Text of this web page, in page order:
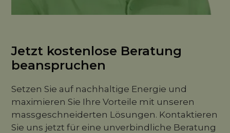
Jetzt kostenlose Beratung
beanspruchen
Setzen Sie auf nachhaltige Energie und
maximieren Sie Ihre Vorteile mit unseren
massgeschneiderten Lösungen. Kontaktieren
Sie uns jetzt für eine unverbindliche Beratung